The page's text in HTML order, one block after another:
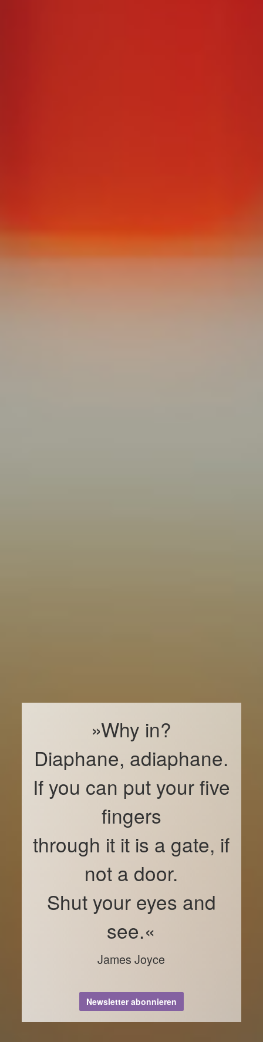
»Why in?
Diaphane, adiaphane.
If you can put your five
fingers
through it it is a gate, if
not a door.
Shut your eyes and
see.«
James Joyce
Newsletter abonnieren